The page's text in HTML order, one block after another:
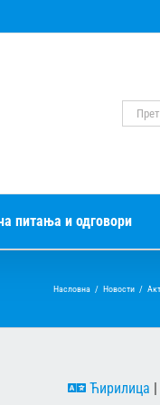
за:
питања и одговори
Насловна / Новости /
Ћирилица